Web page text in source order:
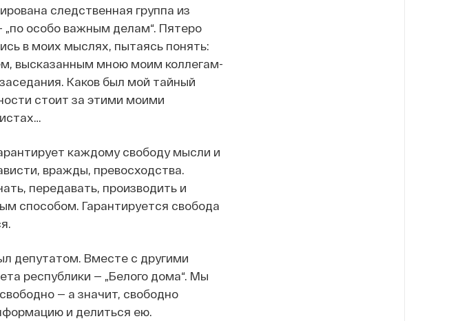
следственная группа из
особо важным делам“. Пятеро
в моих мыслях, пытаясь понять:
высказанным мною моим коллегам-
Каков был мой тайный
стоит за этими моими
каждому свободу мысли и
вражды, превосходства.
передавать, производить и
способом. Гарантируется свобода
депутатом. Вместе с другими
республики — „Белого дома“. Мы
— а значит, свободно
и делиться ею.